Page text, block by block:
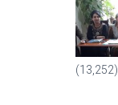
(13,252)